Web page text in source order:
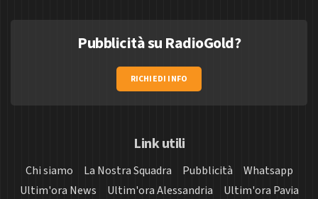
Pubblicità su RadioGold?
RICHIEDI INFO
Link utili
Chi siamo La Nostra Squadra Pubblicità
Whatsapp
Ultim'ora News
Ultim'ora Alessandria
Ultim'ora Pavia